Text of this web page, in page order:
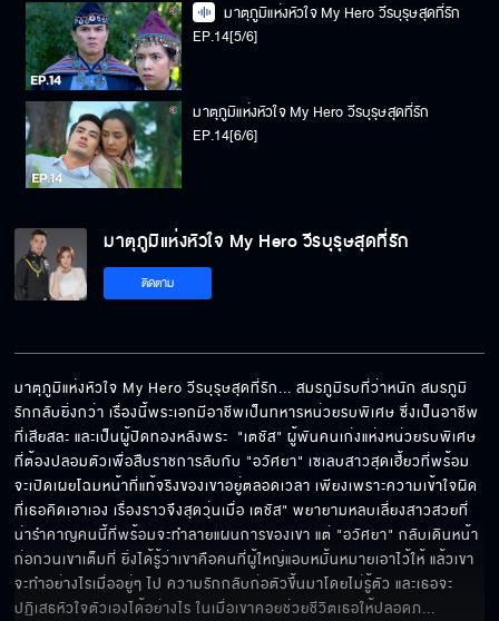
มาตุภูมิแห่งหัวใจ My Hero วีรบุรุษสุดที่รัก
EP.14[5/6]
มาตุภูมิแห่งหัวใจ My Hero วีรบุรุษสุดที่รัก
EP.14[6/6]
มาตุภูมิแห่งหัวใจ My Hero วีรบุรุษสุดที่รัก
ติดตาม
มาตุภูมิแห่งหัวใจ My Hero วีรบุรุษสุดที่รัก... สมรภูมิรบที่ว่าหนัก สมรภูมิ
รักกลับยิ่งกว่า เรื่องนี้พระเอกมีอาชีพเป็นทหารหน่วยรบพิเศษ ซึ่งเป็นอาชีพ
ที่เสียสละ และเป็นผู้ปิดทองหลังพระ  "เตชัส" ผู้พันคนเก่งแห่งหน่วยรบพิเศษ
ที่ต้องปลอมตัวเพื่อสืบราชการลับกับ "อวัศยา" เซเลบสาวสุดเฮี้ยวที่พร้อม
จะเปิดเผยโฉมหน้าที่แท้จริงของเขาอยู่ตลอดเวลา เพียงเพราะความเข้าใจผิด
ที่เธอคิดเอาเอง เรื่องราวจึงสุดวุ่นเมื่อ เตชัส" พยายามหลบเลี่ยงสาวสวยที่
น่ารำคาญคนนี้ที่พร้อมจะทำลายแผนการของเขา แต่ "อวัศยา" กลับเดินหน้า
ก่อกวนเขาเต็มที่ ยิ่งได้รู้ว่าเขาคือคนที่ผู้ใหญ่แอบหมั้นหมายเอาไว้ให้ แล้วเขา
จะทำอย่างไรเมื่ออยู่ๆ ไป ความรักกลับก่อตัวขึ้นมาโดยไม่รู้ตัว และเธอจะ
ปฏิเสธหัวใจตัวเองได้อย่างไร ในเมื่อเขาคอยช่วยชีวิตเธอให้ปลอดภ...